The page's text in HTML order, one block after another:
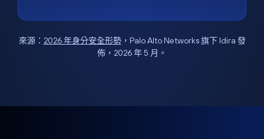
來源： 2026 年身分安全形勢，Palo Alto Networks 旗下 Idira 發
佈，2026 年 5 月。